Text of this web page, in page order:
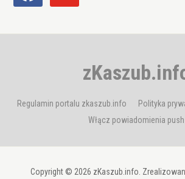
Regulamin portalu zkaszub.info Polityka
Włącz powiadomienia push
Copyright © 2026 zKaszub.info.